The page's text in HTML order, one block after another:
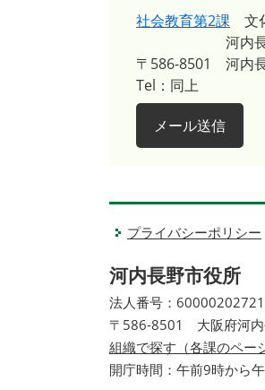
社会教育第2課 文
〒586-8501
河内
河内
Tel：同上
メール送信
プライバシーポリシー
河内長野市役所
法人番号：
〒586-8501 大阪府河内
組織で探す（各課のペー
開庁時間：午前9時から